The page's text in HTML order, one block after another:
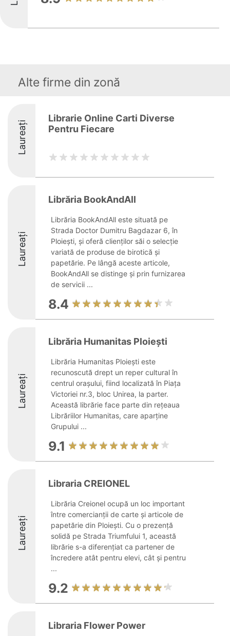
Alte firme din zonă
Laureați
Librarie Online Carti Diverse
Pentru Fiecare
Laureați
Librăria BookAndAll
Librăria BookAndAll este situată pe
Strada Doctor Dumitru Bagdazar 6, în
Ploiești, și oferă clienților săi o selecție
variată de produse de birotică și
papetărie. Pe lângă aceste articole,
BookAndAll se distinge și prin furnizarea
de servicii ...
8.4
Laureați
Librăria Humanitas Ploiești
Librăria Humanitas Ploiești este
recunoscută drept un reper cultural în
centrul orașului, fiind localizată în Piața
Victoriei nr.3, bloc Unirea, la parter.
Această librărie face parte din rețeaua
Librăriilor Humanitas, care aparține
Grupului ...
9.1
Laureați
Libraria CREIONEL
Librăria Creionel ocupă un loc important
între comercianții de carte și articole de
papetărie din Ploiești. Cu o prezență
solidă pe Strada Triumfului 1, această
librărie s-a diferențiat ca partener de
încredere atât pentru elevi, cât și pentru
...
9.2
Libraria Flower Power